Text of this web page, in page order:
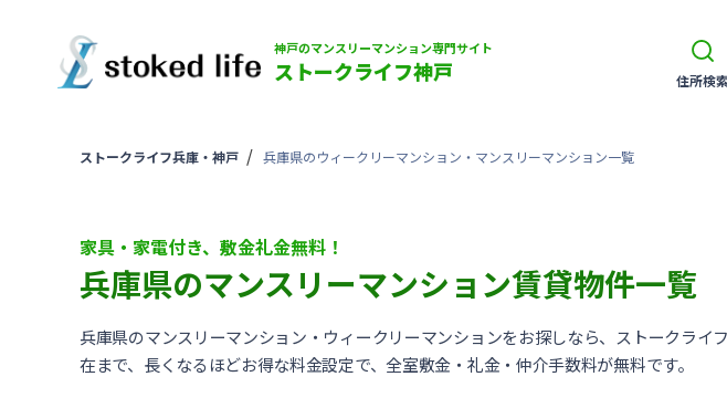
神戸のマンスリーマンション専門サイト
ストークライフ神戸 住所検
ストークライフ兵庫・神戸 兵庫県のウィークリーマンション・マンスリーマンション一覧
家具・家電付き、敷金礼金無料！
兵庫県のマンスリーマンション賃貸物件一覧
兵庫県のマンスリーマンション・ウィークリーマンションをお探しなら、ストークライ
在まで、長くなるほどお得な料金設定で、全室敷金・礼金・仲介手数料が無料です。